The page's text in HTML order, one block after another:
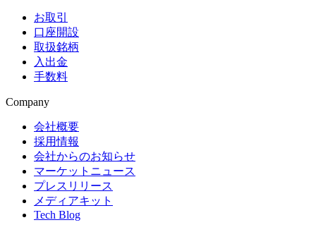
お取引
口座開設
取扱銘柄
入出金
手数料
Company
会社概要
採用情報
会社からのお知らせ
マーケットニュース
プレスリリース
メディアキット
Tech Blog